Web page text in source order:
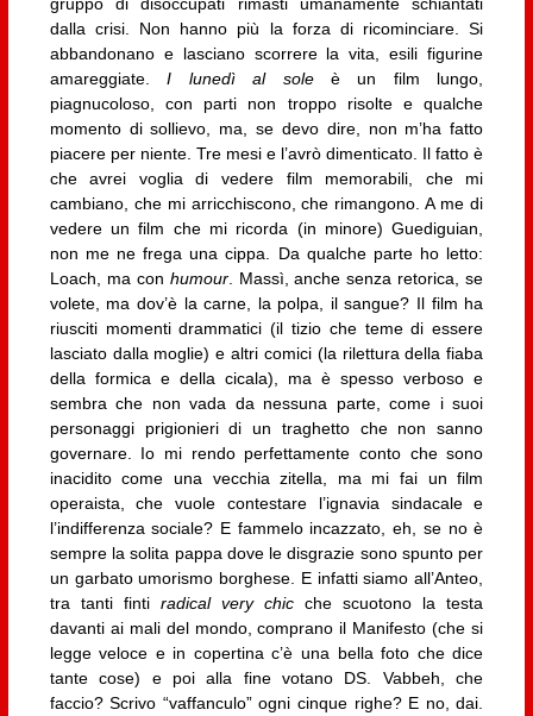
dalla crisi. Non hanno più la forza di ricominciare. Si
abbandonano e lasciano scorrere la vita, esili figurine
amareggiate.I lunedì al sole è un film lungo,
piagnucoloso, con parti non troppo risolte e qualche
momento di sollievo, ma, se devo dire, non m’ha fatto
piacere per niente. Tre mesi e l’avrò dimenticato. Il fatto è
che avrei voglia di vedere film memorabili, che mi
cambiano, che mi arricchiscono, che rimangono. A me di
vedere un film che mi ricorda (in minore) Guediguian,
non me ne frega una cippa. Da qualche parte ho letto:
Loach, ma con humour. Massì, anche senza retorica, se
volete, ma dov’è la carne, la polpa, il sangue? Il film ha
riusciti momenti drammatici (il tizio che teme di essere
lasciato dalla moglie) e altri comici (la rilettura della fiaba
della formica e della cicala), ma è spesso verboso e
sembra che non vada da nessuna parte, come i suoi
personaggi prigionieri di un traghetto che non sanno
governare. Io mi rendo perfettamente conto che sono
inacidito come una vecchia zitella, ma mi fai un film
operaista, che vuole contestare l’ignavia sindacale e
l’indifferenza sociale? E fammelo incazzato, eh, se no è
sempre la solita pappa dove le disgrazie sono spunto per
un garbato umorismo borghese. E infatti siamo all’Anteo,
tra tanti finti radical very chicche scuotono la testa
davanti ai mali del mondo, comprano il Manifesto (che si
legge veloce e in copertina c’è una bella foto che dice
tante cose) e poi alla fine votano DS. Vabbeh, che
faccio? Scrivo “vaffanculo” ogni cinque righe? E no, dai.